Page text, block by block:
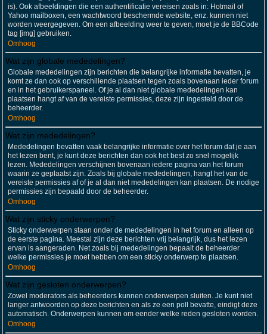
is). Ook afbeeldingen die een authentificatie vereisen zoals in: Hotmail of
Yahoo mailboxen, een wachtwoord beschermde website, enz. kunnen niet
worden weergegeven. Om een afbeelding weer te geven, moet je de BBCode
tag [img] gebruiken.
Omhoog
Wat zijn globale mededelingen?
Globale mededelingen zijn berichten die belangrijke informatie bevatten, je
komt ze dan ook op verschillende plaatsen tegen zoals bovenaan ieder forum
en in het gebruikerspaneel. Of je al dan niet globale mededelingen kan
plaatsen hangt af van de vereiste permissies, deze zijn ingesteld door de
beheerder.
Omhoog
Wat zijn mededelingen?
Mededelingen bevatten vaak belangrijke informatie over het forum dat je aan
het lezen bent, je kunt deze berichten dan ook het best zo snel mogelijk
lezen. Mededelingen verschijnen bovenaan iedere pagina van het forum
waarin ze geplaatst zijn. Zoals bij globale mededelingen, hangt het van de
vereiste permissies af of je al dan niet mededelingen kan plaatsen. De nodige
permissies zijn bepaald door de beheerder.
Omhoog
Wat zijn sticky onderwerpen?
Sticky onderwerpen staan onder de mededelingen in het forum en alleen op
de eerste pagina. Meestal zijn deze berichten vrij belangrijk, dus het lezen
ervan is aangeraden. Net zoals bij mededelingen bepaalt de beheerder
welke permissies je moet hebben om een sticky onderwerp te plaatsen.
Omhoog
Wat zijn gesloten onderwerpen?
Zowel moderators als beheerders kunnen onderwerpen sluiten. Je kunt niet
langer antwoorden op deze berichten en als ze een poll bevatte, eindigt deze
automatisch. Onderwerpen kunnen om eender welke reden gesloten worden.
Omhoog